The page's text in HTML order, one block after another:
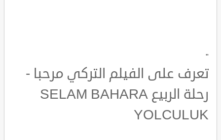
"
تعرف على الفيلم التركي مرحبا -
رحلة الربيع SELAM BAHARA
YOLCULUK